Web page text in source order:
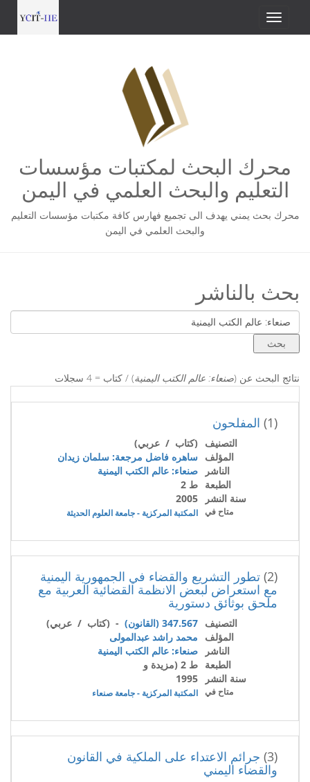
محرك البحث لمكتبات مؤسسات
التعليم والبحث العلمي في اليمن
محرك بحث يمني يهدف الى تجميع فهارس كافة مكتبات مؤسسات التعليم
والبحث العلمي في اليمن
بحث بالناشر
نتائج البحث عن (صنعاء: عالم الكتب اليمنية) / كتاب = 4 سجلات
(1) المفلحون
التصنيف
(كتاب / عربي)
المؤلف ساهره فاضل مرجعة: سلمان زيدان
الناشر
صنعاء: عالم الكتب اليمنية
الطبعة ط 2
سنة النشر
2005
متاح في المكتبة المركزية - جامعة العلوم الحديثة
(2) تطور التشريع والقضاء في الجمهورية اليمنية
مع استعراض لبعض الانظمة القضائية العربية مع
ملحق بوثائق دستورية
التصنيف 347.567 (القانون)
- (كتاب / عربي)
المؤلف
محمد راشد عبدالمولى
الناشر
صنعاء: عالم الكتب اليمنية
الطبعة ط 2 (مزيدة و
سنة النشر
1995
متاح في المكتبة المركزية - جامعة صنعاء
(3) جرائم الاعتداء على الملكية في القانون
والقضاء اليمني